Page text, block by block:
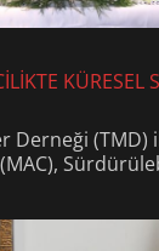
KÜRESEL
Derneği (TMD)